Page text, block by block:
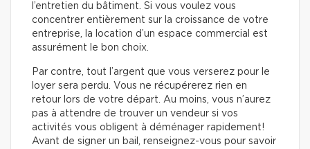
l’entretien du bâtiment. Si vous voulez vous
concentrer entièrement sur la croissance de votre
entreprise, la location d’un espace commercial est
assurément le bon choix.
Par contre, tout l’argent que vous verserez pour le
loyer sera perdu. Vous ne récupérerez rien en
retour lors de votre départ. Au moins, vous n’aurez
pas à attendre de trouver un vendeur si vos
activités vous obligent à déménager rapidement!
Avant de signer un bail, renseignez-vous pour savoir